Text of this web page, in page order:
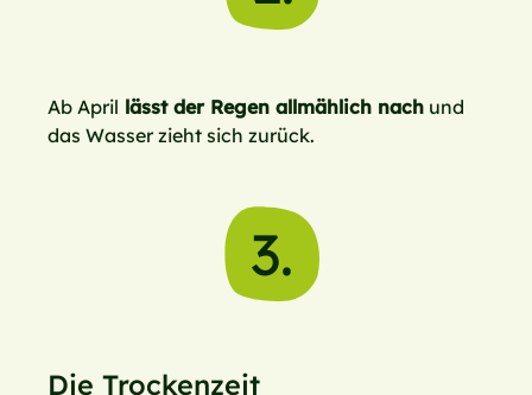
Ab April lässt der Regen allmählich nach und
das Wasser zieht sich zurück.
3.
Die Trockenzeit